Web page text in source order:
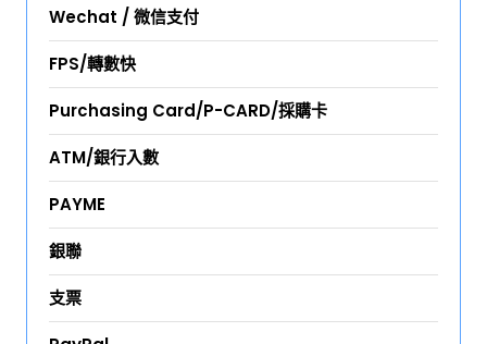
Wechat / 微信支付
FPS/轉數快
Purchasing Card/P-CARD/採購卡
ATM/銀行入數
PAYME
銀聯
支票